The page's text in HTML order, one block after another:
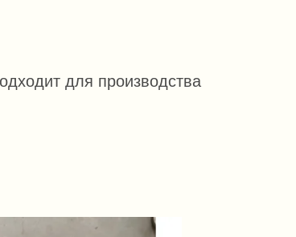
для производства